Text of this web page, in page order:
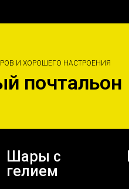
И ХОРОШЕГО НАСТРОЕНИЯ
почтальон
Шары с
гелием